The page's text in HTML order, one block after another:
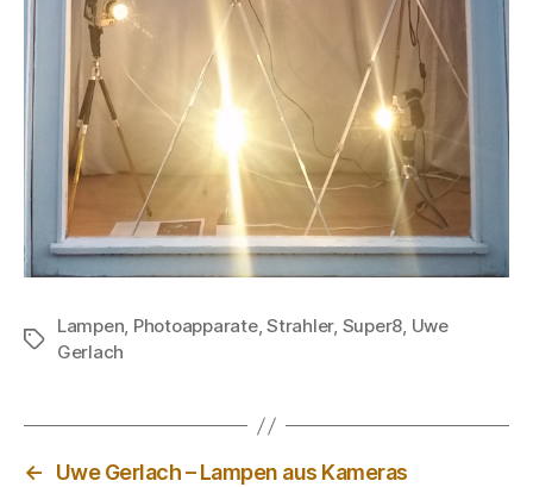
Schlagwörter
Lampen, Photoapparate,Strahler, Super8, Uwe
Gerlach
←
Uwe Gerlach – Lampen aus Kameras